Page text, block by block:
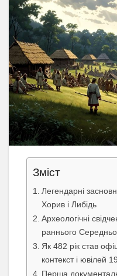
Зміст
Легендарні
Хорив і Либідь
Археологічні
раннього
Як 482 рік став
контекст і ювілей
Перша